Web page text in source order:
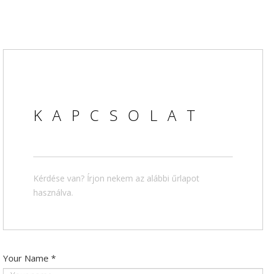
KAPCSOLAT
Kérdése van? Írjon nekem az alábbi űrlapot
használva.
Your Name *